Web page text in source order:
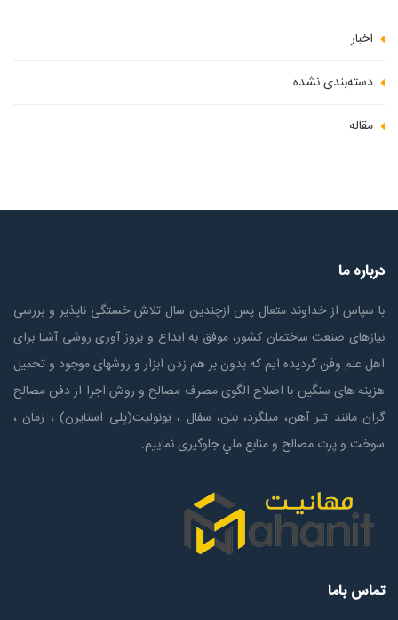
اخبار
دسته‌بندی نشده
مقاله
درباره ما
با سپاس از خداوند متعال پس ازچندين سال تلاش خستگی ناپذير و بررسی
نیازهای صنعت ساختمان كشور، موفق به ابداع و بروز آوری روشی آشنا برای
اهل علم وفن گردیده ایم که بدون بر هم زدن ابزار و روشهای موجود و تحمیل
هزینه های سنگین با اصلاح الگوی مصرف مصالح و روش اجرا از دفن مصالح
گران مانند تیر آهن، میلگرد، بتن، سفال ، یونولیت(پلی استايرن) ، زمان ،
سوخت و پرت مصالح و منابع ملي جلوگیری نماییم.
تماس باما